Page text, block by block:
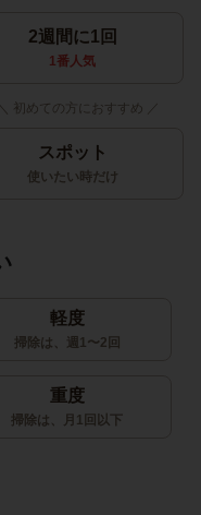
2週間に1回
1番人気
スポット
使いたい時だけ
軽度
掃除は、週1〜2回
重度
掃除は、月1回以下